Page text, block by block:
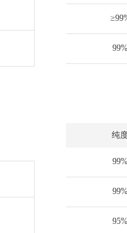
99%
纯
99%
99%
95%